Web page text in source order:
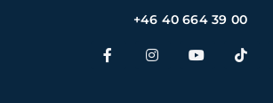
+46 40 664 39 00